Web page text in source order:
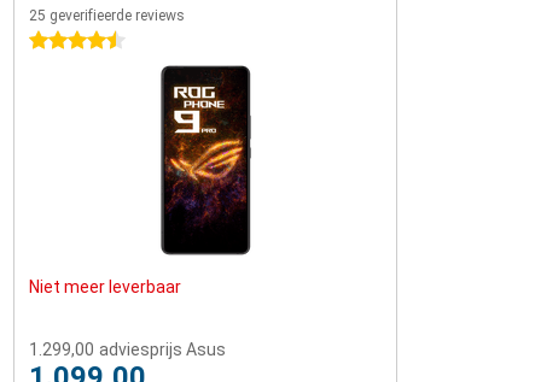
25 geverifieerde reviews
4.5 sterren
Niet meer leverbaar
1.299,00 adviesprijs Asus